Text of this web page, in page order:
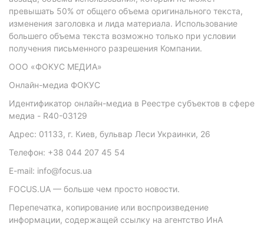
превышать 50% от общего объема оригинального текста,
изменения заголовка и лида материала. Использование
большего объема текста возможно только при условии
получения письменного разрешения Компании.
ООО «ФОКУС МЕДИА»
Онлайн-медиа ФОКУС
Идентификатор онлайн-медиа в Реестре субъектов в сфере
медиа - R40-03129
Адрес: 01133, г. Киев, бульвар Леси Украинки, 26
Телефон: +38 044 207 45 54
E-mail: info@focus.ua
FOCUS.UA — больше чем просто новости.
Перепечатка, копирование или воспроизведение
информации, содержащей ссылку на агентство ИнА